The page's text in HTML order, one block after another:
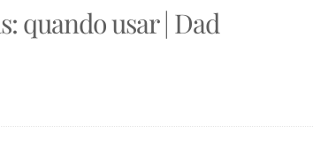
quando usar | Dad